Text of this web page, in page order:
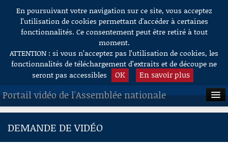
Aller au contenu
En poursuivant votre navigation sur ce site, vous acceptez
l’utilisation de cookies permettant d'accéder à certaines
fonctionnalités. Ce consentement peut être retiré à tout
moment.
ATTENTION : si vous n’acceptez pas l’utilisation de cookies, les
fonctionnalités de téléchargement d’extraits et de découpe ne
seront pas accessibles
OK En savoir plus
Portail vidéo de l'Assemblée nationale
ACCUEIL
DEMANDE DE VIDÉO